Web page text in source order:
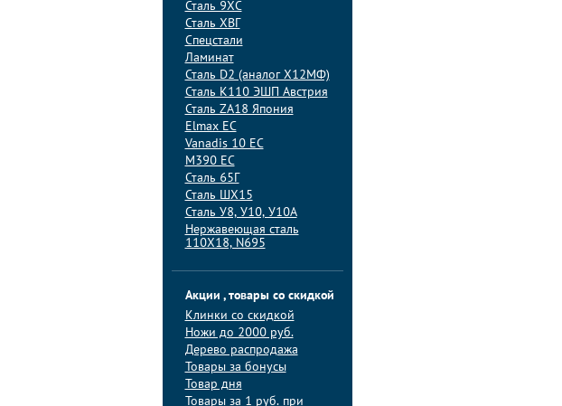
Сталь 9ХС
Сталь ХВГ
Спецстали
Ламинат
Сталь D2 (аналог Х12МФ)
Сталь K110 ЭШП Австрия
Сталь ZA18 Япония
Elmax ЕС
Vanadis 10 ЕС
M390 ЕС
Сталь 65Г
Сталь ШХ15
Сталь У8, У10, У10А
Нержавеющая сталь
110Х18, N695
Акции , товары со скидкой
Клинки со скидкой
Ножи до 2000 руб.
Дерево распродажа
Товары за бонусы
Товар дня
Товары за 1 руб. при